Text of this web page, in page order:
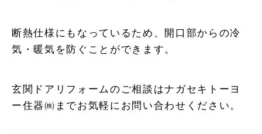
断熱仕様にもなっているため、開口部からの冷
気・暖気を防ぐことができます。
玄関ドアリフォームのご相談はナガセキトーヨ
ー住器㈱までお気軽にお問い合わせください。